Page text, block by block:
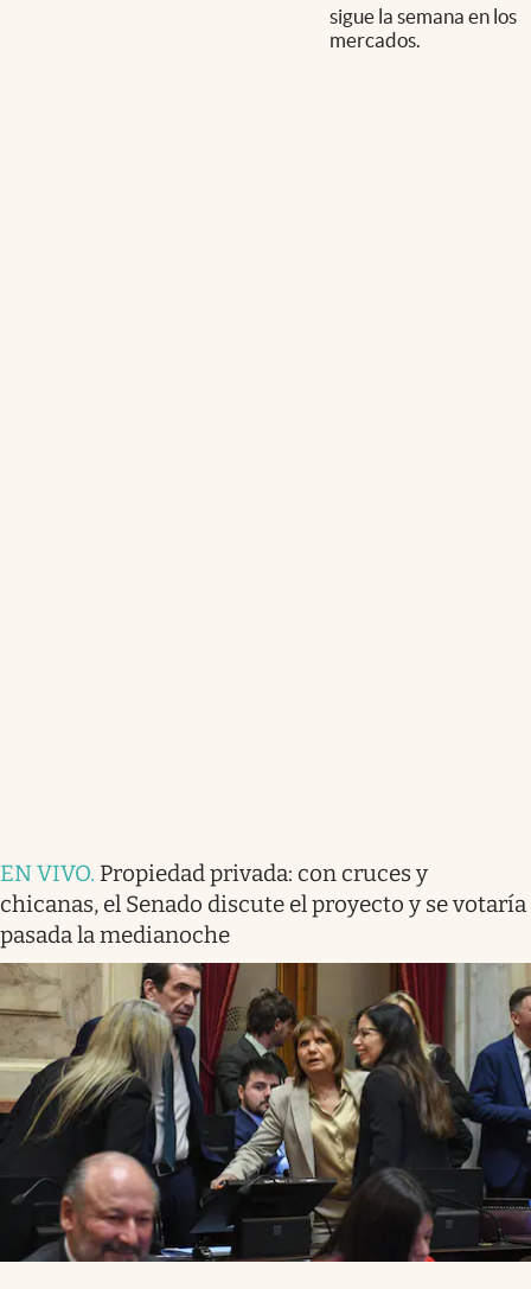
sigue la semana en los
mercados.
EN VIVO. Propiedad privada: con cruces y
chicanas, el Senado discute el proyecto y se votaría
pasada la medianoche